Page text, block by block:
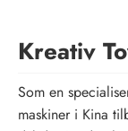
Kreativ
Som en
maskiner i Kina